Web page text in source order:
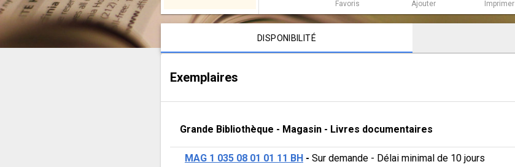
quest
for
the
North
West
Passage
and
Favoris Ajouter Imprimer
Contenu de la notice DISPONIBILITÉ
Exemplaires
Grande Bibliothèque - Magasin - Livres documentaires
MAG 1 035 08 01 01 11 BH - Sur demande - Délai minimal de 10 jours